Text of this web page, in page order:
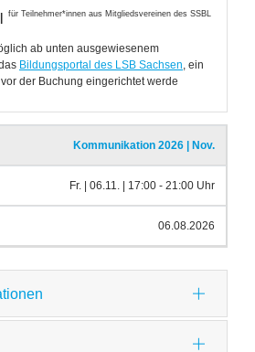
für Teilnehmer*innen aus Mitgliedsvereinen des SSBL
ab unten ausgewiesenem
Bildungsportal des LSB Sachsen , ein
der Buchung eingerichtet werde
Kommunikation 2026 | Nov.
Fr. | 06.11. | 17:00 - 21:00 Uhr
06.08.2026